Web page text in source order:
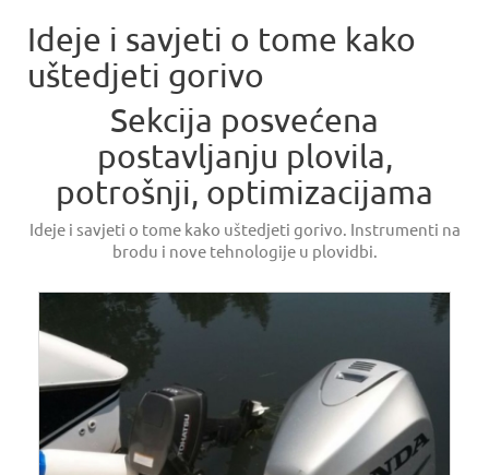
Ideje i savjeti o tome kako
uštedjeti gorivo
Sekcija posvećena
postavljanju plovila,
potrošnji, optimizacijama
Ideje i savjeti o tome kako uštedjeti gorivo. Instrumenti na
brodu i nove tehnologije u plovidbi.